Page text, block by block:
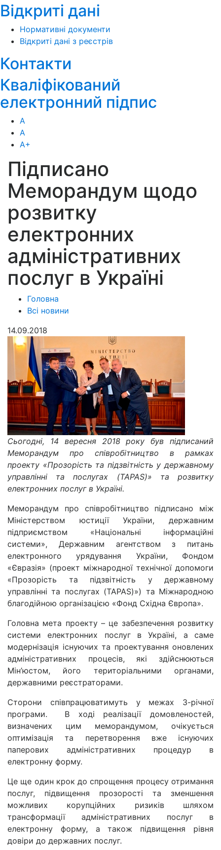
Відкриті дані
Нормативні документи
Відкриті дані з реєстрів
Контакти
Кваліфікований
електронний підпис
А
А
А+
Підписано
Меморандум щодо
розвитку
електронних
адміністративних
послуг в Україні
Головна
Всі новини
14.09.2018
Сьогодні, 14 вересня 2018 року був підписаний
Меморандум про співробітництво в рамках
проекту «Прозорість та підзвітність у державному
управлінні та послугах (TAPAS)» та розвитку
електронних послуг в Україні.
Меморандум про співробітництво підписано між
Міністерством юстиції України, державним
підприємством «Національні інформаційні
системи», Державним агентством з питань
електронного урядування України, Фондом
«Євразія» (проект міжнародної технічної допомоги
«Прозорість та підзвітність у державному
управлінні та послугах (TAPAS)») та Міжнародною
благодійною організацією «Фонд Східна Європа».
Головна мета проекту – це забезпечення розвитку
системи електронних послуг в Україні, а саме
модернізація існуючих та проектування оновлених
адміністративних процесів, які здійснюються
Мін’юстом, його територіальними органами,
державними реєстраторами.
Сторони співпрацюватимуть у межах 3-річної
програми. В ході реалізації домовленостей,
визначених цим меморандумом, очікується
оптимізація та перетворення вже існуючих
паперових адміністративних процедур в
електронну форму.
Це ще один крок до спрощення процесу отримання
послуг, підвищення прозорості та зменшення
можливих корупційних ризиків шляхом
трансформації адміністративних послуг в
електронну форму, а також підвищення рівня
довіри до державних послуг.